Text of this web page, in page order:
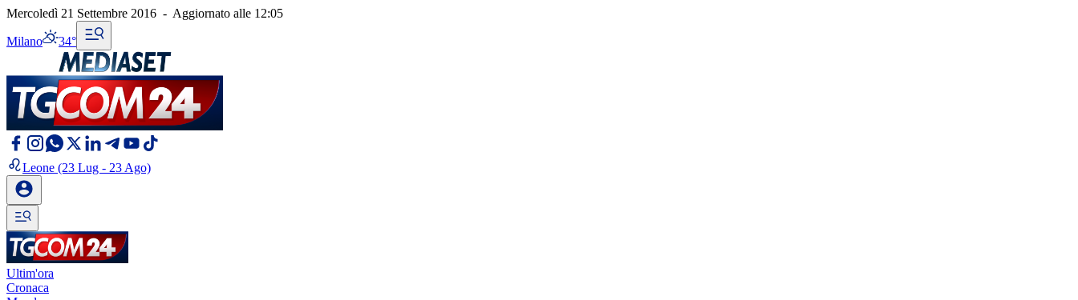
Mercoledì 21 Settembre 2016 - Aggiornato alle 12:05
Milano 34°
Leone (23 Lug - 23 Ago)
Ultim'ora
Cronaca